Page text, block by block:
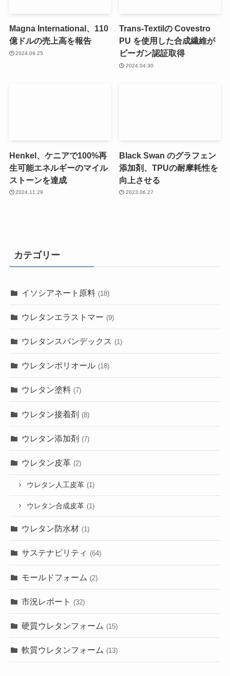
Magna International、110
億ドルの売上高を報告
2024.09.25
Trans-Textilの Covestro
PU を使用した合成繊維が
ビーガン認証取得
2024.04.30
Henkel、ケニアで100%再
生可能エネルギーのマイル
ストーンを達成
2024.11.29
Black Swan のグラフェン
添加剤、TPUの耐摩耗性を
向上させる
2023.06.27
カテゴリー
イソシアネート原料 (18)
ウレタンエラストマー (9)
ウレタンスパンデックス (1)
ウレタンポリオール (18)
ウレタン塗料 (7)
ウレタン接着剤 (8)
ウレタン添加剤 (7)
ウレタン皮革 (2)
ウレタン人工皮革 (1)
ウレタン合成皮革 (1)
ウレタン防水材 (1)
サステナビリティ (64)
モールドフォーム (2)
市況レポート (32)
硬質ウレタンフォーム (15)
軟質ウレタンフォーム (13)